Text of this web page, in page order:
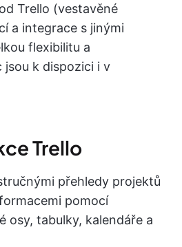
Trello (vestavěné
a integrace s jinými
flexibilitu a
jsou k dispozici i v
Trello
přehledy projektů
pomocí
osy, tabulky, kalendáře a